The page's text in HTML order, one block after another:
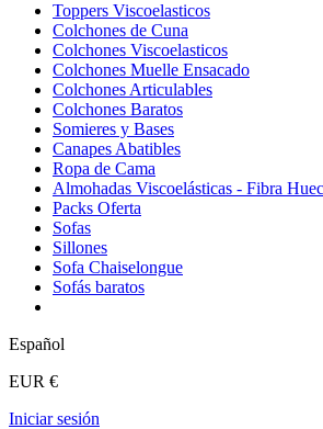
Toppers Viscoelasticos
Colchones de Cuna
Colchones Viscoelasticos
Colchones Muelle Ensacado
Colchones Articulables
Colchones Baratos
Somieres y Bases
Canapes Abatibles
Ropa de Cama
Almohadas Viscoelásticas - Fibra
Packs Oferta
Sofas
Sillones
Sofa Chaiselongue
Sofás baratos
Español
EUR €
Iniciar sesión